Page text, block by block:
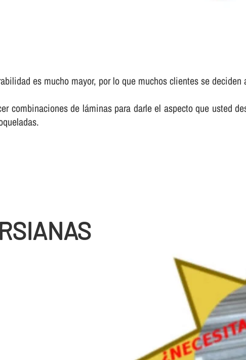
es mucho mayor, por lo que muchos clientes se
combinaciones de láminas para darle el aspecto que usted